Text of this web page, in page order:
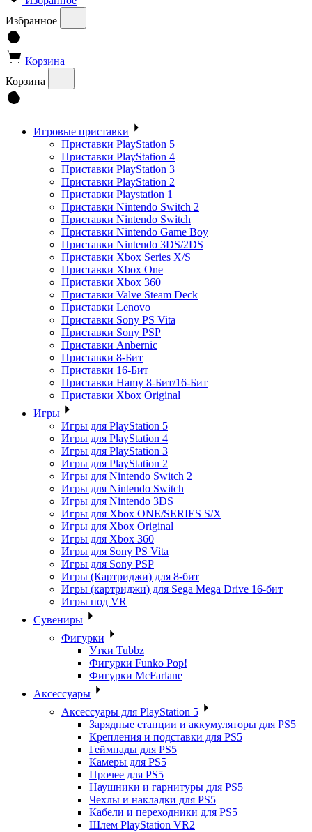
Избранное
Корзина
Корзина
Игровые приставки
Приставки PlayStation 5
Приставки PlayStation 4
Приставки PlayStation 3
Приставки PlayStation 2
Приставки Playstation 1
Приставки Nintendo Switch 2
Приставки Nintendo Switch
Приставки Nintendo Game Boy
Приставки Nintendo 3DS/2DS
Приставки Xbox Series X/S
Приставки Xbox One
Приставки Xbox 360
Приставки Valve Steam Deck
Приставки Lenovo
Приставки Sony PS Vita
Приставки Sony PSP
Приставки Anbernic
Приставки 8-Бит
Приставки 16-Бит
Приставки Hamy 8-Бит/16-Бит
Приставки Xbox Original
Игры
Игры для PlayStation 5
Игры для PlayStation 4
Игры для PlayStation 3
Игры для PlayStation 2
Игры для Nintendo Switch 2
Игры для Nintendo Switch
Игры для Nintendo 3DS
Игры для Xbox ONE/SERIES S/X
Игры для Xbox Original
Игры для Xbox 360
Игры для Sony PS Vita
Игры для Sony PSP
Игры (Картриджи) для 8-бит
Игры (картриджи) для Sega Mega Drive 16-бит
Игры под VR
Сувениры
Фигурки
Утки Tubbz
Фигурки Funko Pop!
Фигурки McFarlane
Аксессуары
Аксессуары для PlayStation 5
Зарядные станции и аккумуляторы для PS5
Крепления и подставки для PS5
Геймпады для PS5
Камеры для PS5
Прочее для PS5
Наушники и гарнитуры для PS5
Чехлы и накладки для PS5
Кабели и переходники для PS5
Шлем PlayStation VR2